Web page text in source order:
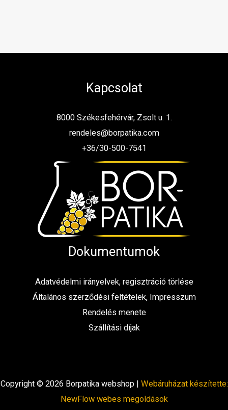
Kapcsolat
8000 Székesfehérvár, Zsolt u. 1.
rendeles@borpatika.com
+36/30-500-7541
Dokumentumok
Adatvédelmi irányelvek, regisztráció törlése
Általános szerződési feltételek, Impresszum
Rendelés menete
Szállítási díjak
Copyright © 2026 Borpatika webshop | Webáruházat készítette:
NewFlow webes megoldások